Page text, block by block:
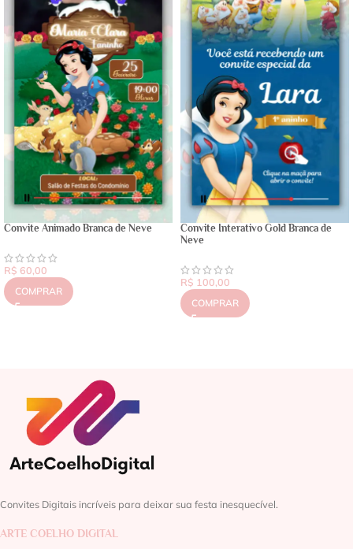
Convite Animado Branca de Neve
R$ 60,00
COMPRAR
Convite Interativo Gold Branca de
Neve
R$ 100,00
COMPRAR
Convites Digitais incríveis para deixar sua festa inesquecível.
ARTE COELHO DIGITAL